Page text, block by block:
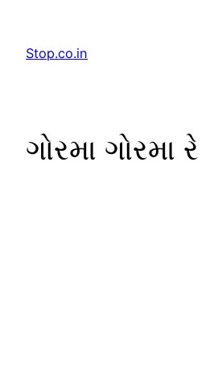
content
Stop.co.in
ગોરમા ગોરમા રે